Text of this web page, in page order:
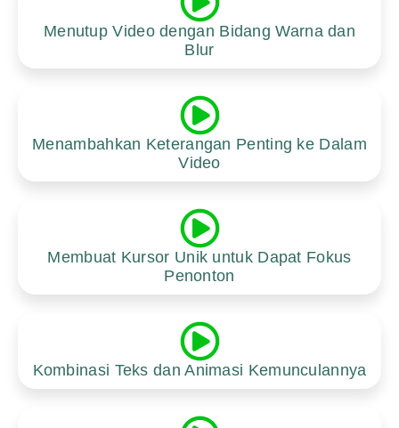
Menutup Video dengan Bidang Warna dan
Blur
Menambahkan Keterangan Penting ke Dalam
Video
Membuat Kursor Unik untuk Dapat Fokus
Penonton
Kombinasi Teks dan Animasi Kemunculannya